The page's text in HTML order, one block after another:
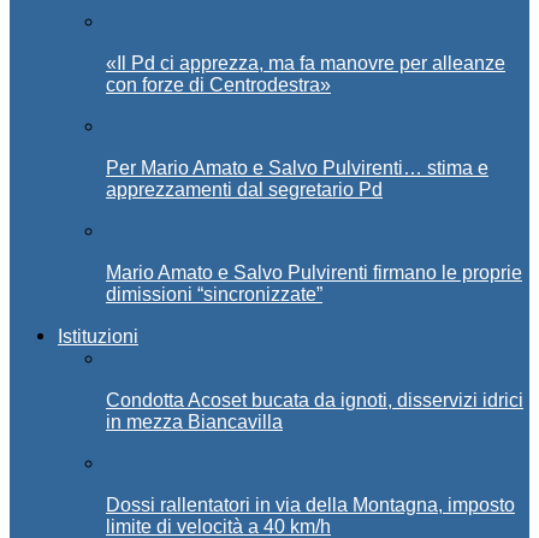
«Il Pd ci apprezza, ma fa manovre per alleanze
con forze di Centrodestra»
Per Mario Amato e Salvo Pulvirenti… stima e
apprezzamenti dal segretario Pd
Mario Amato e Salvo Pulvirenti firmano le proprie
dimissioni “sincronizzate”
Istituzioni
Condotta Acoset bucata da ignoti, disservizi idrici
in mezza Biancavilla
Dossi rallentatori in via della Montagna, imposto
limite di velocità a 40 km/h